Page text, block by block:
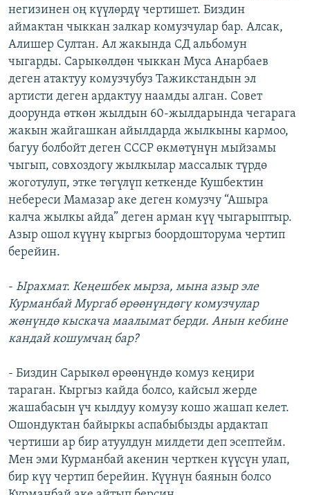
негизинен оң күүлөрдү чертишет. Биздин
аймактан чыккан залкар комузчулар бар. Алсак,
Алишер Султан. Ал жакында СД альбомун
чыгарды. Сарыкөлдөн чыккан Муса Анарбаев
деген атактуу комузчубуз Тажикстандын эл
артисти деген ардактуу наамды алган. Совет
доорунда өткөн жылдын 60-жылдарында чегарага
жакын жайгашкан айылдарда жылкыны кармоо,
багуу болбойт деген СССР өкмөтүнүн мыйзамы
чыгып, совхоздогу жылкылар массалык түрдө
жоготулуп, этке төгүлүп кеткенде Кушбектин
небереси Мамазар аке деген комузчу “Ашыра
калча жылкы айдa” деген арман күү чыгарыптыр.
Азыр ошол күүнү кыргыз боордошторума чертип
берейин.
- Ырахмат. Кеңешбек мырза, мына азыр эле
Курманбай Мургаб өрөөнүндөгү комузчулар
жөнүндө кыскача маалымат берди. Анын кебине
кандай кошумчаң бар?
- Биздин Сарыкөл өрөөнүндө комуз кеңири
тараган. Кыргыз кайда болсо, кайсыл жерде
жашабасын үч кылдуу комузу кошо жашап келет.
Ошондуктан байыркы аспабыбызды ардактап
чертиши ар бир атуулдун милдети деп эсептейм.
Мен эми Курманбай акенин черткен күүсүн улап,
бир күү чертип берейин. Күүнүн баянын болсо